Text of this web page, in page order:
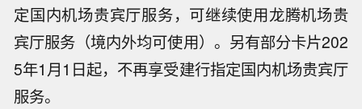
定国内机场贵宾厅服务，可继续使用龙腾机场贵
宾厅服务（境内外均可使用）。另有部分卡片202
5年1月1日起，不再享受建行指定国内机场贵宾厅
服务。